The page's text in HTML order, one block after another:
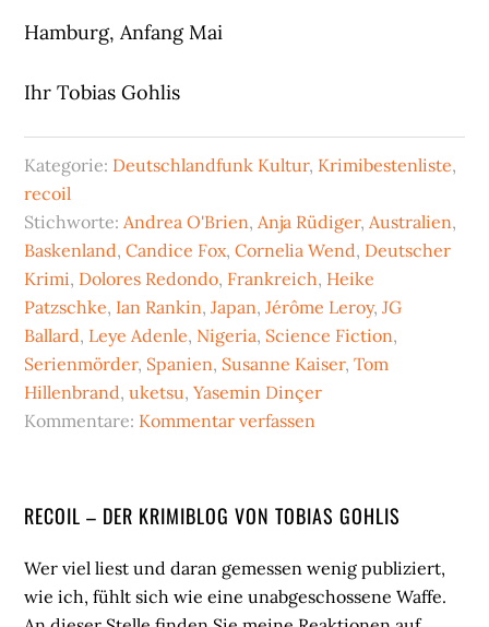
Hamburg, Anfang Mai
Ihr Tobias Gohlis
Kategorie: Deutschlandfunk Kultur, Krimibestenliste,
recoil
Stichworte:Andrea O'Brien,Anja Rüdiger,Australien,
Baskenland,Candice Fox,Cornelia Wend, Deutscher
Krimi, Dolores Redondo, Frankreich, Heike
Patzschke, Ian Rankin,Japan,Jérôme Leroy,JG
Ballard, Leye Adenle, Nigeria, Science Fiction,
Serienmörder, Spanien, Susanne Kaiser,Tom
Hillenbrand,uketsu,Yasemin Dinçer
Kommentare: Kommentar verfassen
Seitenspalte
RECOIL – DER KRIMIBLOG VON TOBIAS GOHLIS
Wer viel liest und daran gemessen wenig publiziert,
wie ich, fühlt sich wie eine unabgeschossene Waffe.